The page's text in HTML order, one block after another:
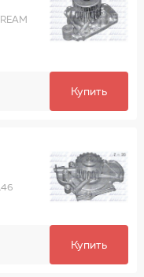
Купить
Купить